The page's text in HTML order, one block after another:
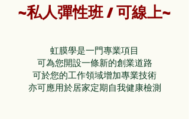
~私人彈性班 / 可線上~
虹膜學是一門專業項目
可為您開設一條新的創業道路
可於您的工作領域增加專業技術
亦可應用於居家定期自我健康檢測